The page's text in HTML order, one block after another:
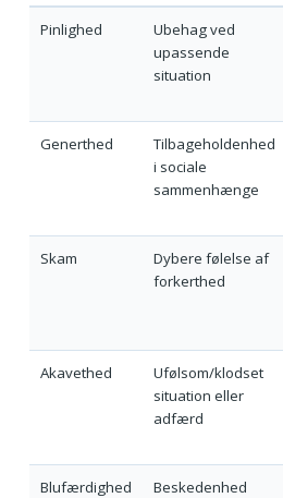
Pinlighed
Ubehag ved
upassende
situation
Generthed
Tilbageholdenhed
i sociale
sammenhænge
Skam
Dybere følelse af
forkerthed
Akavethed
Ufølsom/klodset
situation eller
adfærd
Blufærdighed
Beskedenhed